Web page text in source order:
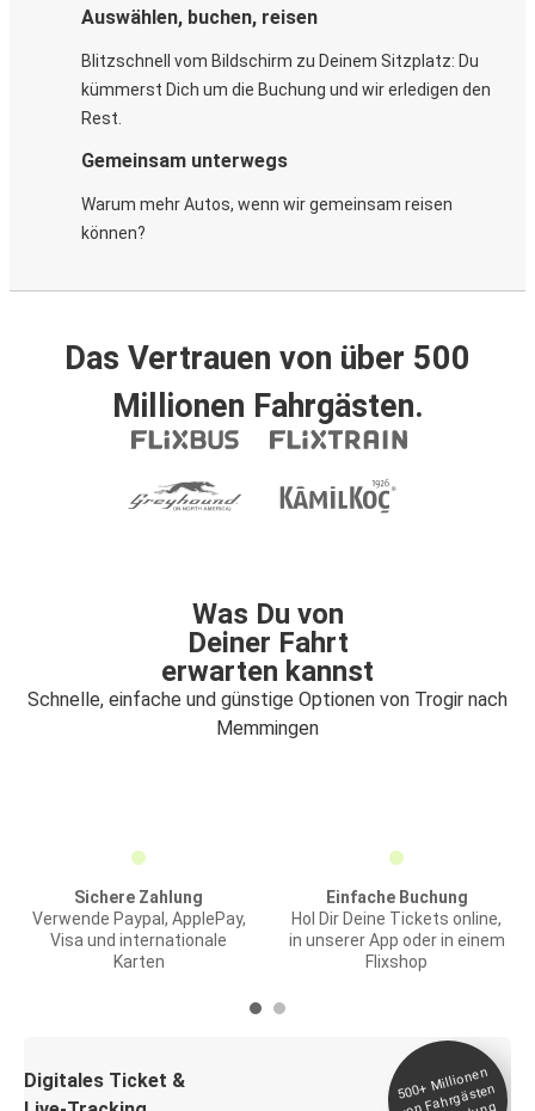
Auswählen, buchen, reisen
Blitzschnell vom Bildschirm zu Deinem Sitzplatz: Du
kümmerst Dich um die Buchung und wir erledigen den
Rest.
Gemeinsam unterwegs
Warum mehr Autos, wenn wir gemeinsam reisen
können?
Das Vertrauen von über 500
Millionen Fahrgästen.
Was Du von
Deiner Fahrt
erwarten kannst
Schnelle, einfache und günstige Optionen von Trogir nach
Memmingen
Sichere Zahlung
Verwende Paypal, ApplePay,
Visa und internationale
Karten
Einfache Buchung
Hol Dir Deine Tickets online,
in unserer App oder in einem
Flixshop
Digitales Ticket &
500+
Millionen
von Fahrgästen
seit